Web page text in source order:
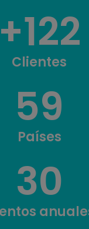
+122
Clientes
59
Países
30